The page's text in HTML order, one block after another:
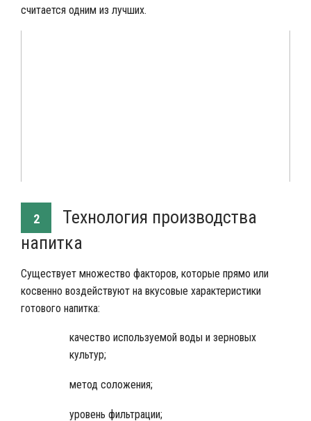
считается одним из лучших.
2
Технология производства
напитка
Существует множество факторов, которые прямо или
косвенно воздействуют на вкусовые характеристики
готового напитка:
качество используемой воды и зерновых
культур;
метод соложения;
уровень фильтрации;